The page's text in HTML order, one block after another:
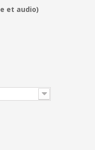
et audio)